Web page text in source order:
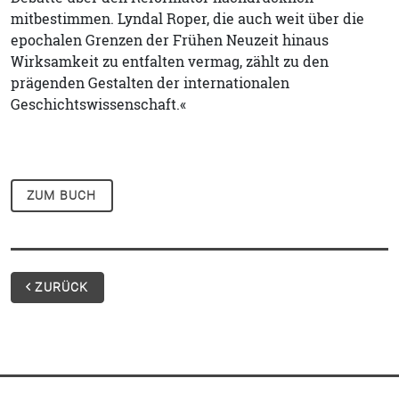
mitbestimmen. Lyndal Roper, die auch weit über die
epochalen Grenzen der Frühen Neuzeit hinaus
Wirksamkeit zu entfalten vermag, zählt zu den
prägenden Gestalten der internationalen
Geschichtswissenschaft.«
ZUM BUCH
ZURÜCK